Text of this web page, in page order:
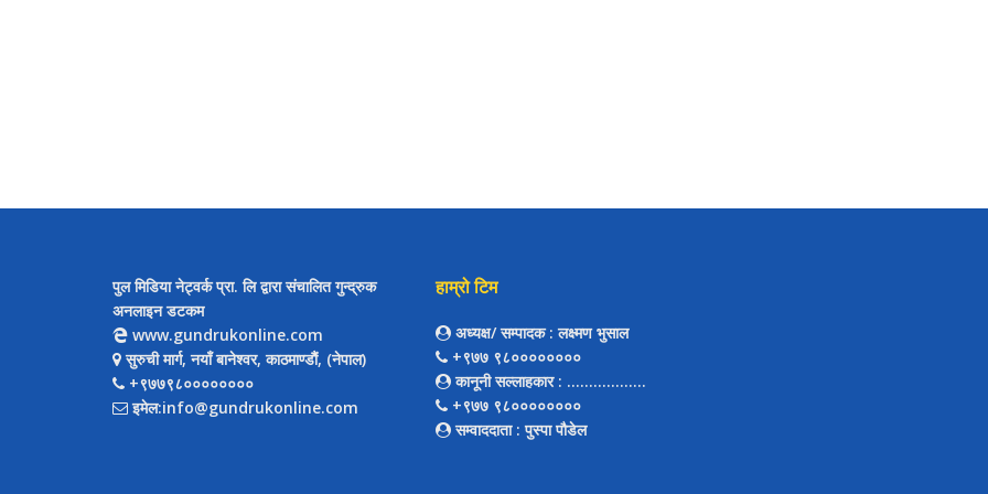
पुल मिडिया नेट्वर्क प्रा. लि द्वारा संचालित गुन्द्रुक
अनलाइन डटकम
www.gundrukonline.com
सुरुची मार्ग, नयाँ बानेश्वर, काठमाण्डौैं, (नेपाल)
+९७७९८००००००००
इमेल:info@gundrukonline.com
हाम्रो टिम
अध्यक्ष/ सम्पादक: लक्ष्मण भुसाल
+९७७ ९८००००००००
कानूनी सल्लाहकार: ..................
+९७७ ९८००००००००
सम्वाददाता: पुस्पा पौडेल